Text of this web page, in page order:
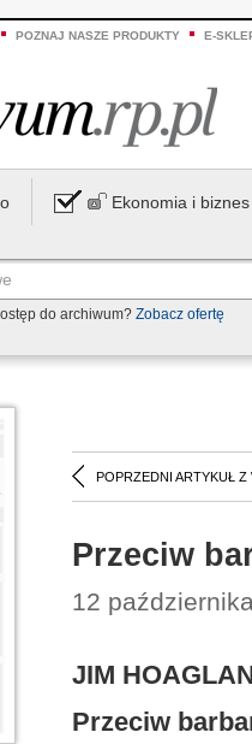
POZNAJ NASZE PRODUKTY E-
Ekonomia i biznes
do archiwum? Zobacz ofertę
POPRZEDNI ARTYKUŁ Z
Przeciw
12
JIM
Przeciw